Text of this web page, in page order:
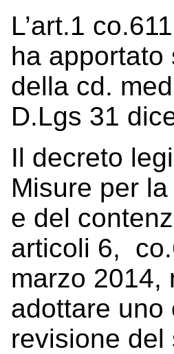
L’art.1
ha
della cd.
D.Lgs 31
Il decreto
Misure per
e del
articoli 6,
marzo 2014,
adottare uno
revisione del